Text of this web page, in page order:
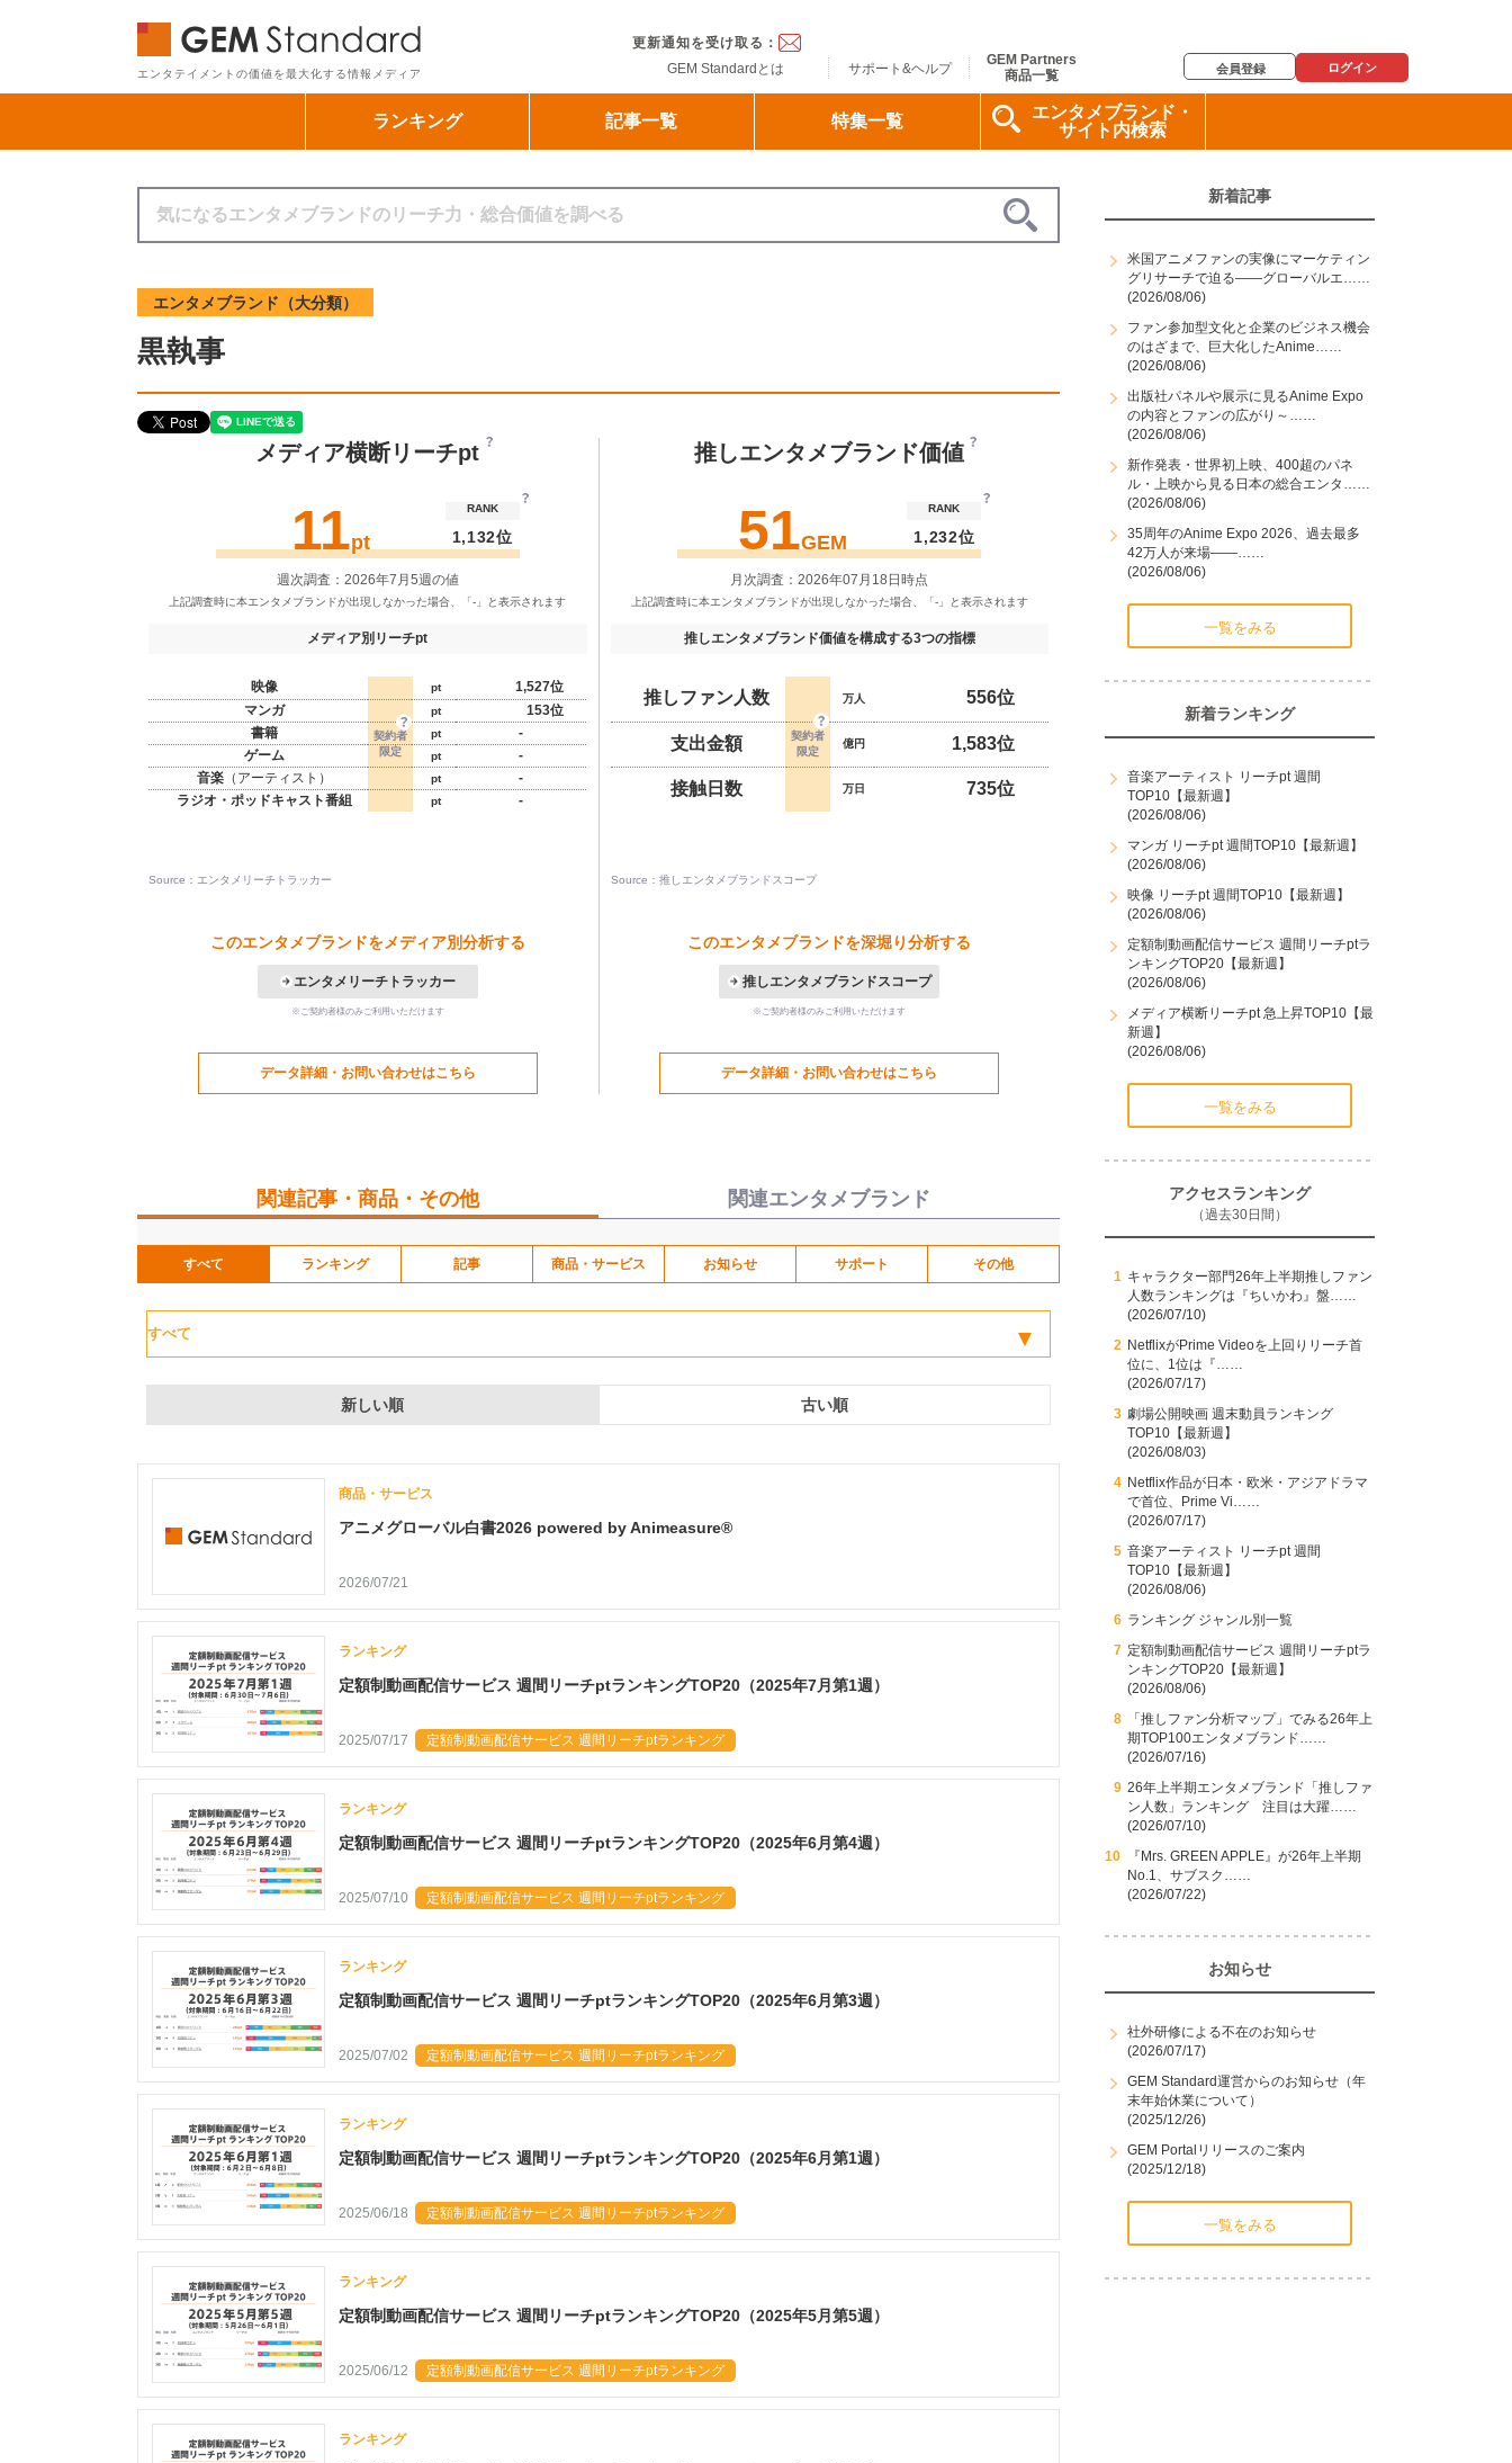
エンタテイメントの価値を最大化する情報メディア
更新通知を受け取る：
GEM Standardとは
サポート&ヘルプ
GEM Partners
商品一覧
会員登録 ログイン
ランキング 記事一覧 特集一覧
エンタメブランド・
サイト内検索
エンタメブランド（大分類）
黒執事
メディア横断リーチpt
11pt
RANK
1,132位
週次調査：2026年7月5週の値
メディア別リーチpt
映像 pt
1,527位
マンガ
pt
153位
書籍
pt
-
ゲーム
pt
-
音楽 （アーティスト） pt
-
ラジオ・ポッドキャスト番組
pt -
Source：エンタメリーチトラッカー
このエンタメブランドをメディア別分析する
エンタメリーチトラッカー
※ご契約者様のみご利用いただけます
データ詳細・お問い合わせはこちら
推しエンタメブランド価値
51GEM
RANK
1,232位
月次調査：2026年07月18日時点
推しエンタメブランド価値を構成する3つの指標
推しファン人数 万人 556位
支出金額 億円 1,583位
接触日数 万日 735位
Source：推しエンタメブランドスコープ
このエンタメブランドを深堀り分析する
推しエンタメブランドスコープ
※ご契約者様のみご利用いただけます
データ詳細・お問い合わせはこちら
関連記事・商品・その他 関連エンタメブランド
すべて ランキング 記事 商品・サービス お知らせ サポート その他
新しい順 古い順
商品・サービス
アニメグローバル白書2026 powered by Animeasure®
2026/07/21
ランキング
定額制動画配信サービス 週間リーチptランキングTOP20（2025年7月第1週）
2025/07/17 定額制動画配信サービス 週間リーチptランキング
ランキング
定額制動画配信サービス 週間リーチptランキングTOP20（2025年6月第4週）
2025/07/10 定額制動画配信サービス 週間リーチptランキング
ランキング
定額制動画配信サービス 週間リーチptランキングTOP20（2025年6月第3週）
2025/07/02 定額制動画配信サービス 週間リーチptランキング
ランキング
定額制動画配信サービス 週間リーチptランキングTOP20（2025年6月第1週）
2025/06/18 定額制動画配信サービス 週間リーチptランキング
ランキング
定額制動画配信サービス 週間リーチptランキングTOP20（2025年5月第5週）
2025/06/12 定額制動画配信サービス 週間リーチptランキング
ランキング
新着記事
米国アニメファンの実像にマーケティン
グリサーチで迫る――グローバルエ……
(2026/08/06)
ファン参加型文化と企業のビジネス機会
のはざまで、巨大化したAnime……
(2026/08/06)
出版社パネルや展示に見るAnime Expo
の内容とファンの広がり～……
(2026/08/06)
新作発表・世界初上映、400超のパネ
ル・上映から見る日本の総合エンタ……
(2026/08/06)
35周年のAnime Expo 2026、過去最多
42万人が来場――……
(2026/08/06)
一覧をみる
新着ランキング
音楽アーティスト リーチpt 週間
TOP10【最新週】
(2026/08/06)
マンガ リーチpt 週間TOP10【最新週】
(2026/08/06)
映像 リーチpt 週間TOP10【最新週】
(2026/08/06)
定額制動画配信サービス 週間リーチptラ
ンキングTOP20【最新週】
(2026/08/06)
メディア横断リーチpt 急上昇TOP10【最
新週】
(2026/08/06)
一覧をみる
アクセスランキング
（過去30日間）
キャラクター部門26年上半期推しファン
人数ランキングは『ちいかわ』盤……
(2026/07/10)
NetflixがPrime Videoを上回りリーチ首
位に、1位は『……
(2026/07/17)
劇場公開映画 週末動員ランキング
TOP10【最新週】
(2026/08/03)
Netflix作品が日本・欧米・アジアドラマ
で首位、Prime Vi……
(2026/07/17)
音楽アーティスト リーチpt 週間
TOP10【最新週】
(2026/08/06)
ランキング ジャンル別一覧
定額制動画配信サービス 週間リーチptラ
ンキングTOP20【最新週】
(2026/08/06)
「推しファン分析マップ」でみる26年上
期TOP100エンタメブランド……
(2026/07/16)
26年上半期エンタメブランド「推しファ
ン人数」ランキング 注目は大躍……
(2026/07/10)
『Mrs. GREEN APPLE』が26年上半期
No.1、サブスク……
(2026/07/22)
お知らせ
社外研修による不在のお知らせ
(2026/07/17)
GEM Standard運営からのお知らせ（年
末年始休業について）
(2025/12/26)
GEM Portalリリースのご案内
(2025/12/18)
一覧をみる